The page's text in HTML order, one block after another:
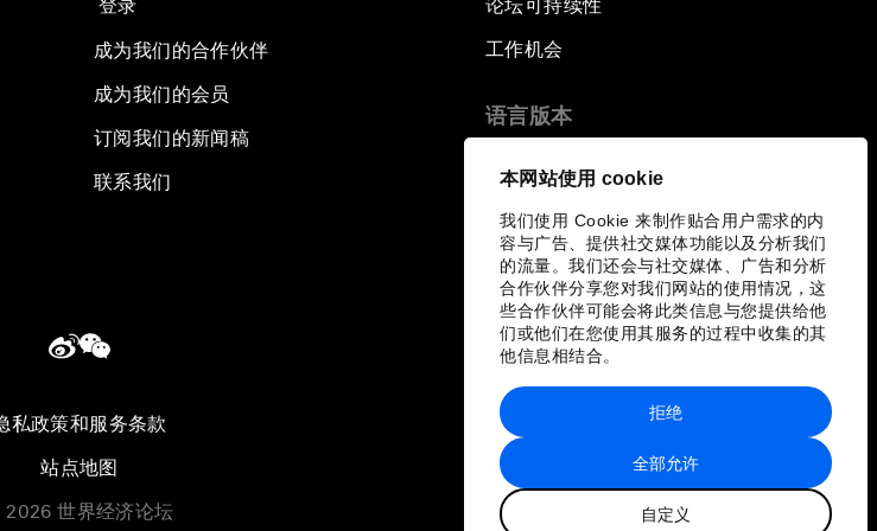
本网站使用 cookie
我们使用 Cookie 来制作贴合用户需求的内
容与广告、提供社交媒体功能以及分析我们
的流量。我们还会与社交媒体、广告和分析
合作伙伴分享您对我们网站的使用情况，这
些合作伙伴可能会将此类信息与您提供给他
们或他们在您使用其服务的过程中收集的其
他信息相结合。
全部允许
自定义
拒绝
登录
成为我们的合作伙伴
成为我们的会员
订阅我们的新闻稿
联系我们
论坛可持续性
工作机会
语言版本
私政策和服务条款
站点地图
2026 世界经济论坛